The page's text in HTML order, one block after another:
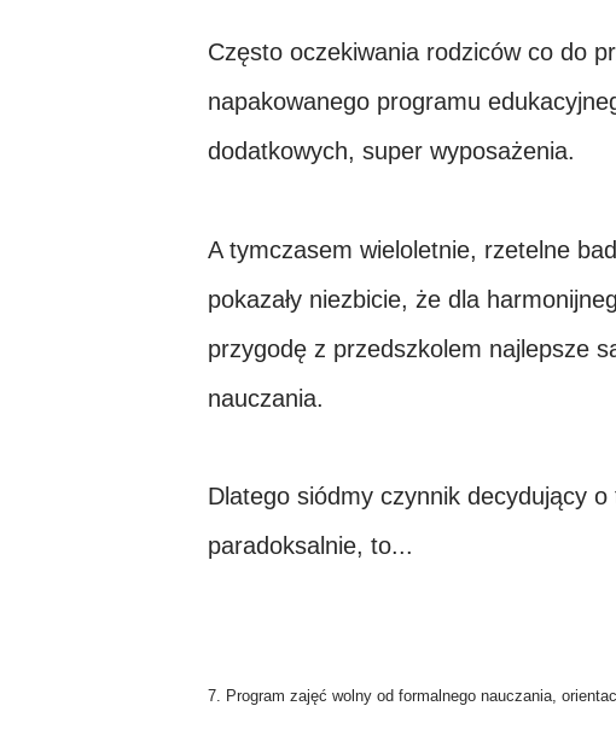
Często oczekiwania rodziców co do
napakowanego programu
dodatkowych, super wyposażenia.
A tymczasem wieloletnie, rzetelne
pokazały niezbicie, że dla
przygodę z przedszkolem najlepsze
nauczania.
Dlatego siódmy czynnik decydujący
paradoksalnie, to...
7. Program zajęć wolny od formalnego nauczania,